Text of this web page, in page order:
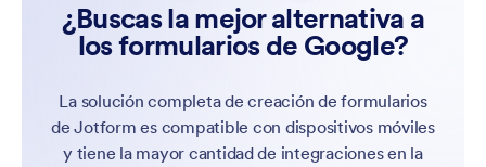
¿Buscas la mejor alternativa a
los formularios de Google?
La solución completa de creación de formularios
de Jotform es compatible con dispositivos móviles
y tiene la mayor cantidad de integraciones en la